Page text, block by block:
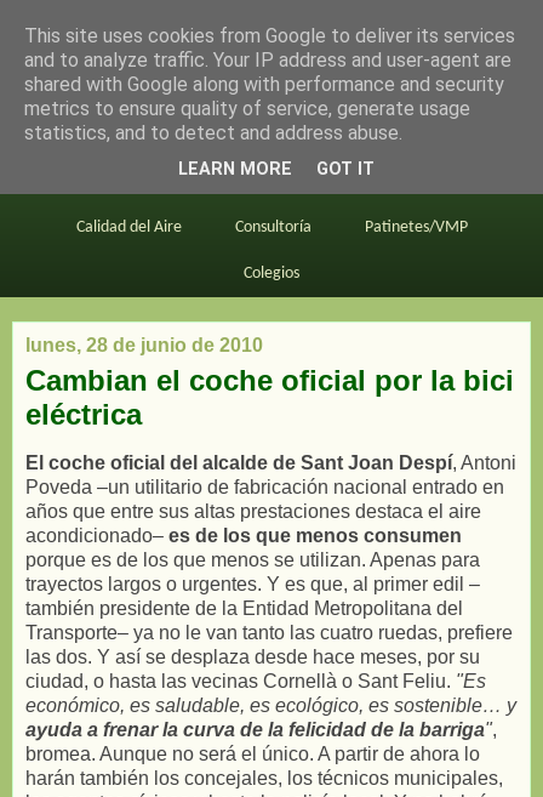
en bici por madrid
Este blog BiciMAD Primeros consejos
Calidad del Aire Consultoría Patinetes/VMP
Colegios
lunes, 28 de junio de 2010
Cambian el coche oficial por la bici
eléctrica
El coche oficial del alcalde de Sant Joan Despí, Antoni
Poveda –un utilitario de fabricación nacional entrado en
años que entre sus altas prestaciones destaca el aire
acondicionado– es de los que menos consumen
porque es de los que menos se utilizan. Apenas para
trayectos largos o urgentes. Y es que, al primer edil –
también presidente de la Entidad Metropolitana del
Transporte– ya no le van tanto las cuatro ruedas, prefiere
las dos. Y así se desplaza desde hace meses, por su
ciudad, o hasta las vecinas Cornellà o Sant Feliu. "Es
económico, es saludable, es ecológico, es sostenible… y
ayuda a frenar la curva de la felicidad de la barriga",
bromea. Aunque no será el único. A partir de ahora lo
harán también los concejales, los técnicos municipales,
This site uses cookies from Google to deliver its services
and to analyze traffic. Your IP address and user-agent are
shared with Google along with performance and security
metrics to ensure quality of service, generate usage
statistics, and to detect and address abuse.
LEARN MORE GOT IT